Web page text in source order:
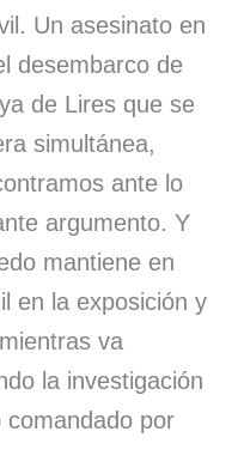
Un asesinato en
desembarco de
de Lires que se
simultánea,
ante lo
argumento. Y
mantiene en
en la exposición y
va
la investigación
comandado por